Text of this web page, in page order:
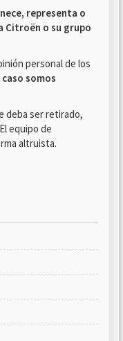
representa o
Citroën o su grupo
personal de los
somos
deba ser retirado,
equipo de
altruista.